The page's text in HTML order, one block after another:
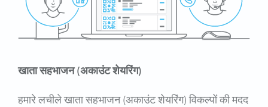
खाता सहभाजन (अकाउंट शेयरिंग)
हमारे लचीले खाता सहभाजन (अकाउंट शेयरिंग) विकल्पों की मदद